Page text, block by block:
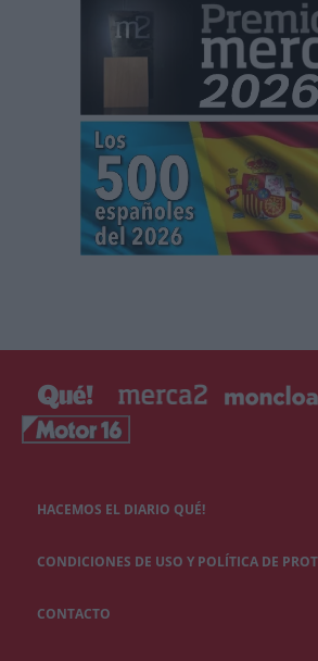
HACEMOS EL DIARIO QUÉ!
CONDICIONES DE USO Y POLÍTICA DE
CONTACTO